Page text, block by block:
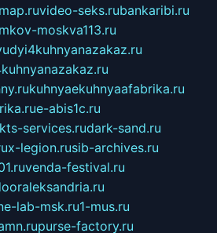
video-seks.rubankaribi.ru
moskva113.ru
kuhnyaekuhnyaafabrika.ru
e-abis1c.ru
kts-services.rudark-sand.ru
x-legion.rusib-archives.ru
venda-festival.ru
lab-msk.ru1-mus.ru
purse-factory.ru